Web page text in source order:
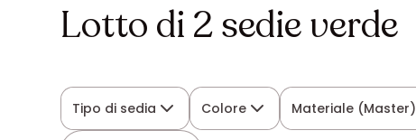
Lotto di 2 sedie verde
Tipo di sedia Colore Materiale (Master)